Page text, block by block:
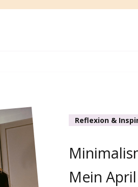
Reflexion &
Mein